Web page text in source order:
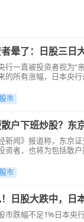
晕了：日股三日
行一直被投资者视为“
的所有涨幅，日本央行
市
户下班炒股？东
新闻》报道称，东京
资者，也将为包括散
市
日股大跌中，日
市跌幅不足1%日本央